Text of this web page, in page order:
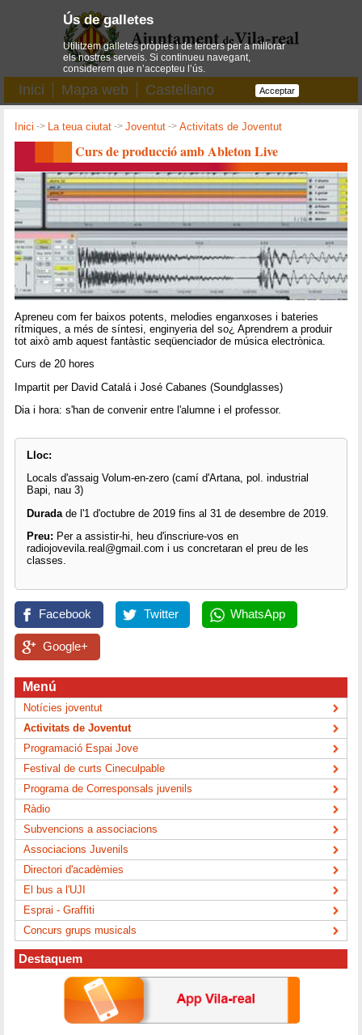
Inici Mapa web Castellano
Inici -> La teua ciutat ->Joventut ->Activitats de Joventut
Curs de producció amb Ableton Live
Apreneu com fer baixos potents, melodies enganxoses i bateries
rítmiques, a més de síntesi, enginyeria del so¿ Aprendrem a produir
tot això amb aquest fantàstic seqüenciador de música electrònica.
Curs de 20 hores
Impartit per David Catalá i José Cabanes (Soundglasses)
Dia i hora: s'han de convenir entre l'alumne i el professor.
Lloc:
Locals d'assaig Volum-en-zero (camí d'Artana, pol. industrial
Bapi, nau 3)
Durada de l'1 d'octubre de 2019 fins al 31 de desembre de 2019.
Preu: Per a assistir-hi, heu d'inscriure-vos en
radiojovevila.real@gmail.com i us concretaran el preu de les
classes.
Facebook Twitter WhatsApp
Google+
Menú
Notícies joventut
Activitats de Joventut
Programació Espai Jove
Festival de curts Cineculpable
Programa de Corresponsals juvenils
Ràdio
Subvencions a associacions
Associacions Juvenils
Directori d'acadèmies
El bus a l'UJI
Esprai - Graffiti
Concurs grups musicals
Destaquem
Ús de galletes
Utilitzem galletes pròpies i de tercers per a millorar
els nostres serveis. Si continueu navegant,
considerem que n’accepteu l’ús.
Acceptar